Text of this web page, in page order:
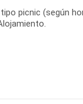
picnic (según